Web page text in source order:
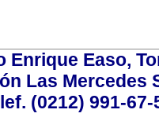
Enrique Easo,
Las Mercedes
(0212) 991-